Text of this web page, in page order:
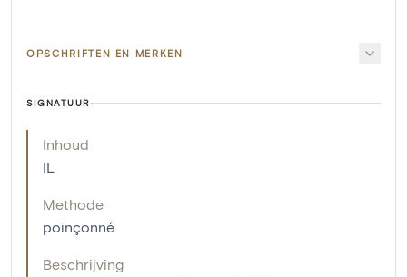
OPSCHRIFTEN EN MERKEN
SIGNATUUR
Inhoud
IL
Methode
poinçonné
Beschrijving